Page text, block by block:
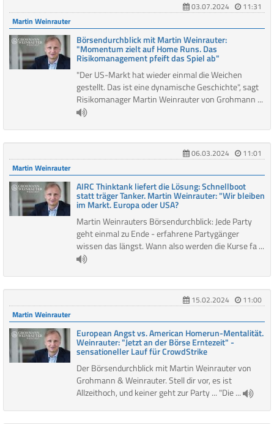
03.07.2024
11:31
Martin Weinrauter
Börsendurchblick mit Martin Weinrauter:
"Momentum zielt auf Home Runs. Das
Risikomanagement pfeift das Spiel ab"
"Der US-Markt hat wieder einmal die Weichen
gestellt. Das ist eine dynamische Geschichte", sagt
Risikomanager Martin Weinrauter von Grohmann ...
06.03.2024
11:01
Martin Weinrauter
AIRC Thinktank liefert die Lösung: Schnellboot
statt träger Tanker. Martin Weinrauter: "Wir bleiben
im Markt. Europa oder USA?
Martin Weinrauters Börsendurchblick: Jede Party
geht einmal zu Ende - erfahrene Partygänger
wissen das längst. Wann also werden die Kurse fa ...
15.02.2024
11:00
Martin Weinrauter
European Angst vs. American Homerun-Mentalität.
Weinrauter: "Jetzt an der Börse Erntezeit" -
sensationeller Lauf für CrowdStrike
Der Börsendurchblick mit Martin Weinrauter von
Grohmann & Weinrauter. Stell dir vor, es ist
Allzeithoch, und keiner geht zur Party ... "Die ...